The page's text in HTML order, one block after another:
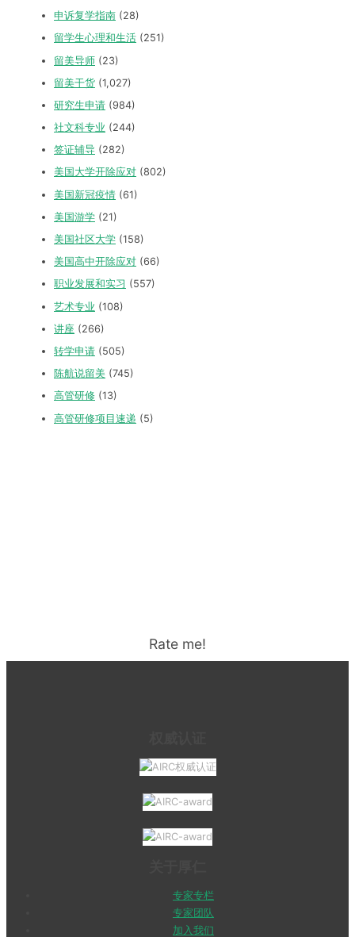
申诉复学指南 (28)
留学生心理和生活 (251)
留美导师 (23)
留美干货 (1,027)
研究生申请 (984)
社文科专业 (244)
签证辅导 (282)
美国大学开除应对 (802)
美国新冠疫情 (61)
美国游学 (21)
美国社区大学 (158)
美国高中开除应对 (66)
职业发展和实习 (557)
艺术专业 (108)
讲座 (266)
转学申请 (505)
陈航说留美 (745)
高管研修 (13)
高管研修项目速递 (5)
Rate me!
专家专栏
专家团队
加入我们